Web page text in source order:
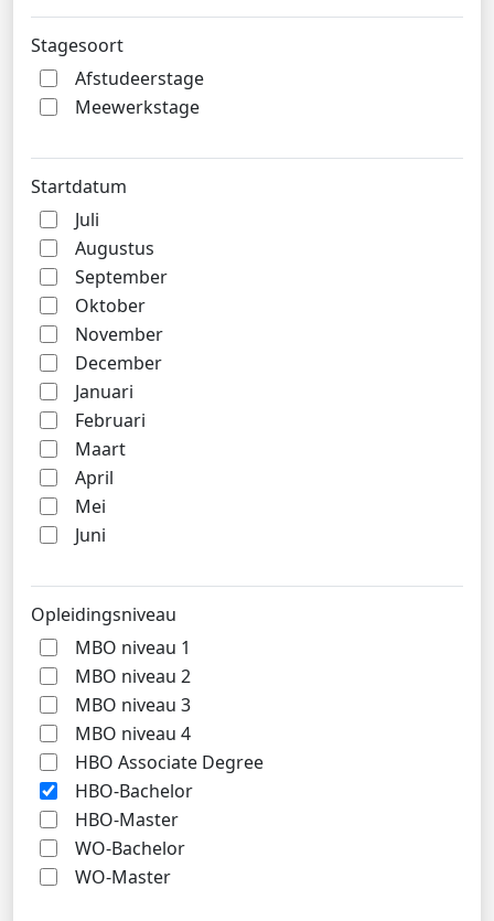
Stagesoort
Afstudeerstage
Meewerkstage
Startdatum
Juli
Augustus
September
Oktober
November
December
Januari
Februari
Maart
April
Mei
Juni
Opleidingsniveau
MBO niveau 1
MBO niveau 2
MBO niveau 3
MBO niveau 4
HBO Associate Degree
HBO-Bachelor
HBO-Master
WO-Bachelor
WO-Master